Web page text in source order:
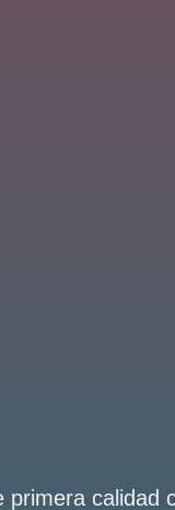
calidad